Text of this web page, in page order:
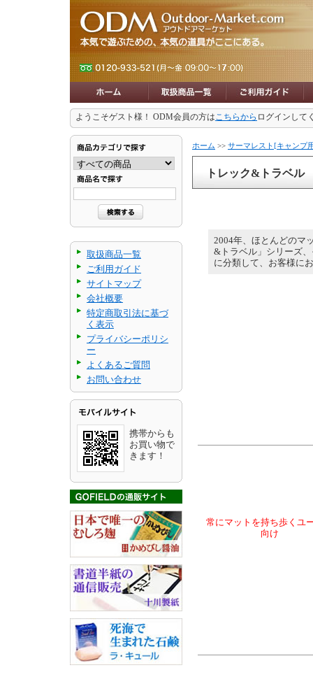
ようこそゲスト様！ ODM会員の方はこちらから ログインして
取扱商品一覧
ご利用ガイド
サイトマップ
会社概要
特定商取引法に基づ
く表示
プライバシーポリシ
ー
よくあるご質問
お問い合わせ
携帯からも
お買い物で
きます！
ホーム >> サーマレスト[キャンプ
トレック&トラベル
2004年、ほとんどのマ
&トラベル」シリーズ
に分類して、お客様に
常にマットを持ち歩くユ
向け